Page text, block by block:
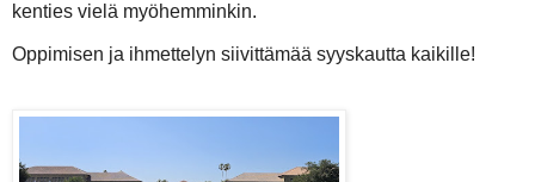
kenties vielä myöhemminkin.
Oppimisen ja ihmettelyn siivittämää syyskautta kaikille!